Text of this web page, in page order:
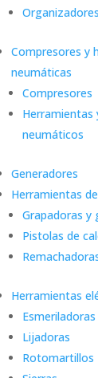
Organizadores
Compresores y
neumáticas
Compresores
Herramientas
neumáticos
Generadores
Herramientas
Grapadoras y
Pistolas de
Herramientas
Lijadoras
Rotomartillos